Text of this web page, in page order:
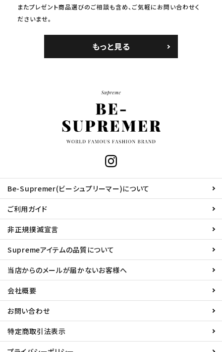
またプレゼント商品選びのご相談も含め、ご気軽にお問い合わせく
ださいませ。
もっと見る
Be-Supremer(ビーシュプリーマー)について
ご利用ガイド
非正規撲滅宣言
Supremeアイテムの品質について
当店からのメールが届かないお客様へ
会社概要
お問い合わせ
特定商取引法表示